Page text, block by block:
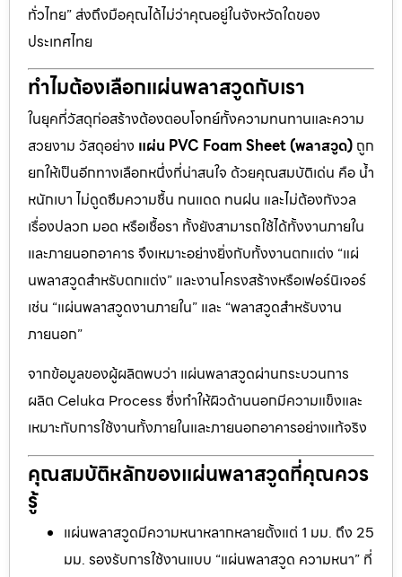
ทั่วไทย” ส่งถึงมือคุณได้ไม่ว่าคุณอยู่ในจังหวัดใดของ
ประเทศไทย
ทำไมต้องเลือกแผ่นพลาสวูดกับเรา
ในยุคที่วัสดุก่อสร้างต้องตอบโจทย์ทั้งความทนทานและความ
สวยงาม วัสดุอย่าง แผ่น PVC Foam Sheet (พลาสวูด) ถูก
ยกให้เป็นอีกทางเลือกหนึ่งที่น่าสนใจ ด้วยคุณสมบัติเด่น คือ น้ำ
หนักเบา ไม่ดูดซึมความชื้น ทนแดด ทนฝน และไม่ต้องกังวล
เรื่องปลวก มอด หรือเชื้อรา ทั้งยังสามารถใช้ได้ทั้งงานภายใน
และภายนอกอาคาร จึงเหมาะอย่างยิ่งกับทั้งงานตกแต่ง “แผ่
นพลาสวูดสำหรับตกแต่ง” และงานโครงสร้างหรือเฟอร์นิเจอร์
เช่น “แผ่นพลาสวูดงานภายใน” และ “พลาสวูดสำหรับงาน
ภายนอก”
จากข้อมูลของผู้ผลิตพบว่า แผ่นพลาสวูดผ่านกระบวนการ
ผลิต Celuka Process ซึ่งทำให้ผิวด้านนอกมีความแข็งและ
เหมาะกับการใช้งานทั้งภายในและภายนอกอาคารอย่างแท้จริง
คุณสมบัติหลักของแผ่นพลาสวูดที่คุณควร
รู้
แผ่นพลาสวูดมีความหนาหลากหลายตั้งแต่ 1 มม. ถึง 25
มม. รองรับการใช้งานแบบ “แผ่นพลาสวูด ความหนา” ที่